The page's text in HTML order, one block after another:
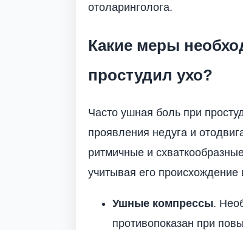
отоларинголога.
Какие меры
простудил ухо?
Часто ушная боль при
проявления недуга и
ритмичные и
учитывая его
Ушные компрессы.
противопоказан при